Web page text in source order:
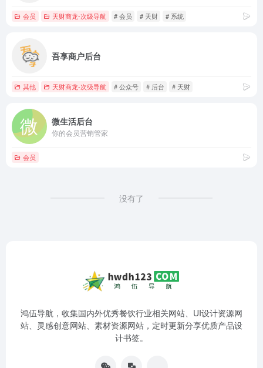
会员 天财商龙-次级导航 # 会员 # 天财 # 系统
吾享商户后台
其他 天财商龙-次级导航 # 公众号 # 后台 # 天财
微生活后台
你的会员营销管家
会员
没有了
鸿伍导航，收集国内外优秀餐饮行业相关网站、UI设计资源网
站、灵感创意网站、素材资源网站，定时更新分享优质产品设
计书签。